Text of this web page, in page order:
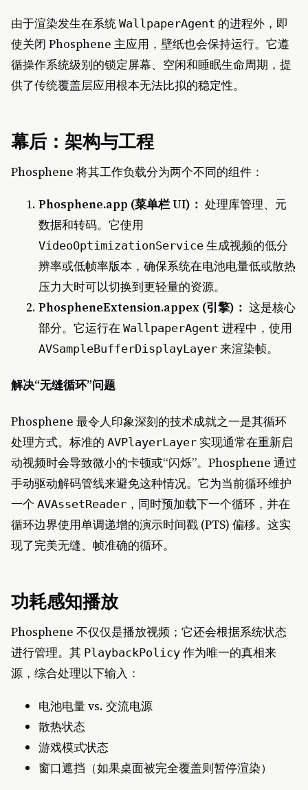
由于渲染发生在系统 WallpaperAgent 的进程外，即
使关闭 Phosphene 主应用，壁纸也会保持运行。它遵
循操作系统级别的锁定屏幕、空闲和睡眠生命周期，提
供了传统覆盖层应用根本无法比拟的稳定性。
幕后：架构与工程
Phosphene 将其工作负载分为两个不同的组件：
Phosphene.app (菜单栏 UI)： 处理库管理、元
数据和转码。它使用
VideoOptimizationService 生成视频的低分
辨率或低帧率版本，确保系统在电池电量低或散热
压力大时可以切换到更轻量的资源。
PhospheneExtension.appex (引擎)： 这是核心
部分。它运行在 WallpaperAgent 进程中，使用
AVSampleBufferDisplayLayer 来渲染帧。
解决“无缝循环”问题
Phosphene 最令人印象深刻的技术成就之一是其循环
处理方式。标准的 AVPlayerLayer 实现通常在重新启
动视频时会导致微小的卡顿或“闪烁”。Phosphene 通过
手动驱动解码管线来避免这种情况。它为当前循环维护
一个 AVAssetReader ，同时预加载下一个循环，并在
循环边界使用单调递增的演示时间戳 (PTS) 偏移。这实
现了完美无缝、帧准确的循环。
功耗感知播放
Phosphene 不仅仅是播放视频；它还会根据系统状态
进行管理。其 PlaybackPolicy 作为唯一的真相来
源，综合处理以下输入：
电池电量 vs. 交流电源
散热状态
游戏模式状态
窗口遮挡（如果桌面被完全覆盖则暂停渲染）